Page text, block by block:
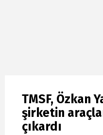
TMSF, Özkan
şirketin
çıkardı